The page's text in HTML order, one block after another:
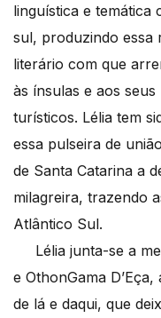
linguística e temática
sul, produzindo essa
literário com que
às ínsulas e aos
turísticos. Lélia tem
essa pulseira de
de Santa Catarina a
milagreira, trazendo
Atlântico Sul.
Lélia junta-se a
e OthonGama
de lá e daqui, que